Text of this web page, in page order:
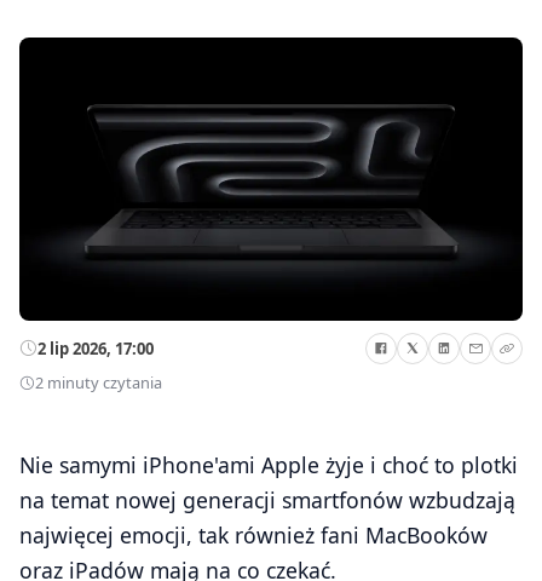
2 lip 2026, 17:00
2 minuty czytania
Nie samymi iPhone'ami Apple żyje i choć to plotki
na temat nowej generacji smartfonów wzbudzają
najwięcej emocji, tak również fani MacBooków
oraz iPadów mają na co czekać.